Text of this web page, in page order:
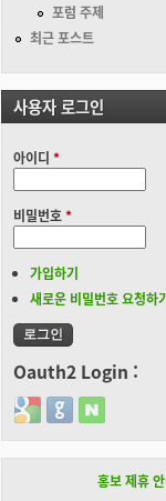
포럼 주제
최근 포스트
사용자 로그인
아이디 *
비밀번호*
가입하기
새로운 비밀번호 요청하
Oauth2 Login :
Login with Google
Login with GitHub
Login with
홍보 제휴